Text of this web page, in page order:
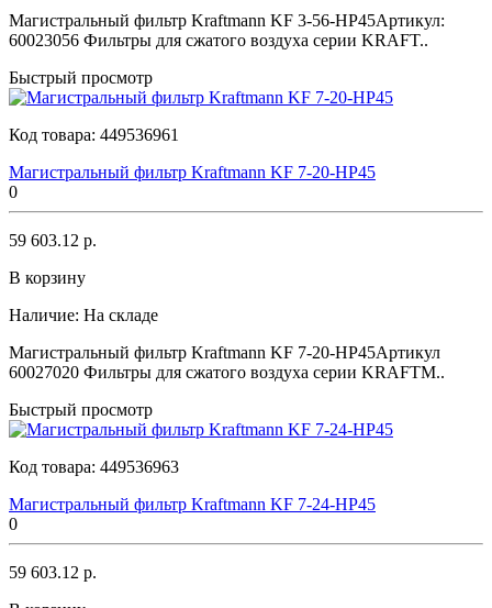
Магистральный фильтр Kraftmann KF 3-56-HP45Артикул:
60023056 Фильтры для сжатого воздуха серии KRAFT..
Быстрый просмотр
Код товара: 449536961
Магистральный фильтр Kraftmann KF 7-20-HP45
0
59 603.12 р.
В корзину
Наличие: На складе
Магистральный фильтр Kraftmann KF 7-20-HP45Артикул
60027020 Фильтры для сжатого воздуха серии KRAFTM..
Быстрый просмотр
Код товара: 449536963
Магистральный фильтр Kraftmann KF 7-24-HP45
0
59 603.12 р.